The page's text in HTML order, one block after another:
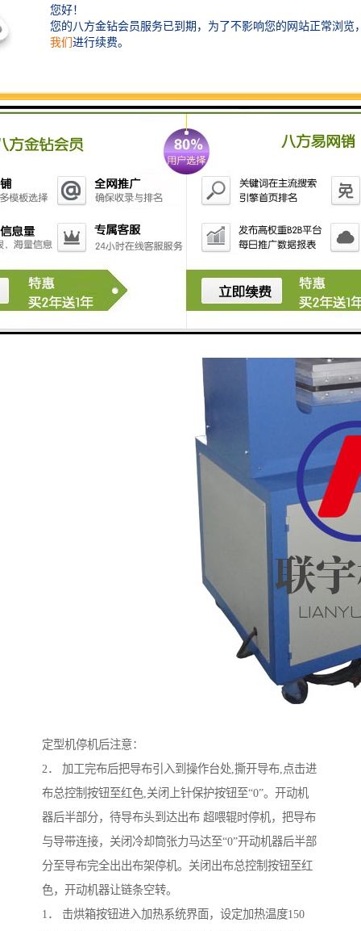
13出布装置摆布/卷布
有摆布及卷布二种出布方式
定型机停机后注意：
2． 加工完布后把导布引入到操作台处,撕开导布,点击进
布总控制按钮至红色,关闭上针保护按钮至“0”。开动机
器后半部分，待导布头到达出布 超喂辊时停机，把导布
与导带连接，关闭冷却筒张力马达至“0”开动机器后半部
分至导布完全出出布架停机。关闭出布总控制按钮至红
色，开动机器让链条空转。
1． 击烘箱按钮进入加热系统界面，设定加热温度150